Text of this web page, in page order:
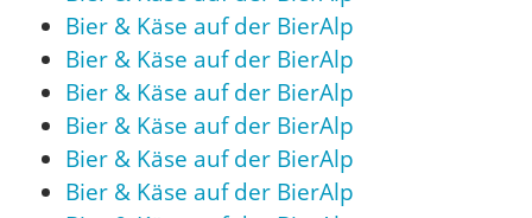
Bier & Käse auf der BierAlp
Bier & Käse auf der BierAlp
Bier & Käse auf der BierAlp
Bier & Käse auf der BierAlp
Bier & Käse auf der BierAlp
Bier & Käse auf der BierAlp